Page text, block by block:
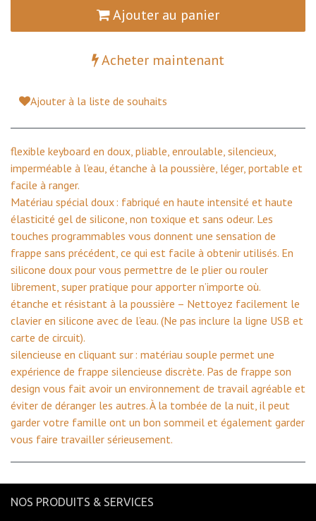
Ajouter au panier
Acheter maintenant
Ajouter à la liste de souhaits
flexible keyboard en doux, pliable, enroulable, silencieux,
imperméable à l’eau, étanche à la poussière, léger, portable et
facile à ranger.
Matériau spécial doux : fabriqué en haute intensité et haute
élasticité gel de silicone, non toxique et sans odeur. Les
touches programmables vous donnent une sensation de
frappe sans précédent, ce qui est facile à obtenir utilisés. En
silicone doux pour vous permettre de le plier ou rouler
librement, super pratique pour apporter n’importe où.
étanche et résistant à la poussière – Nettoyez facilement le
clavier en silicone avec de l’eau. (Ne pas inclure la ligne USB et
carte de circuit).
silencieuse en cliquant sur : matériau souple permet une
expérience de frappe silencieuse discrète. Pas de frappe son
design vous fait avoir un environnement de travail agréable et
éviter de déranger les autres. À la tombée de la nuit, il peut
garder votre famille ont un bon sommeil et également garder
vous faire travailler sérieusement.
NOS PRODUITS & SERVICES